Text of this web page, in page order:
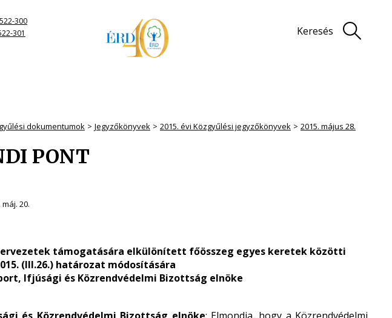
300
301
Keresés
dokumentumok Jegyzőkönyvek 2015. évi Közgyűlési jegyzőkönyvek 2015. május 28.
PONT
máj. 20.
támogatására elkülönített főösszeg egyes keretek közötti
(III.26.) határozat módosítására
Ifjúsági és Közrendvédelmi Bizottság elnöke